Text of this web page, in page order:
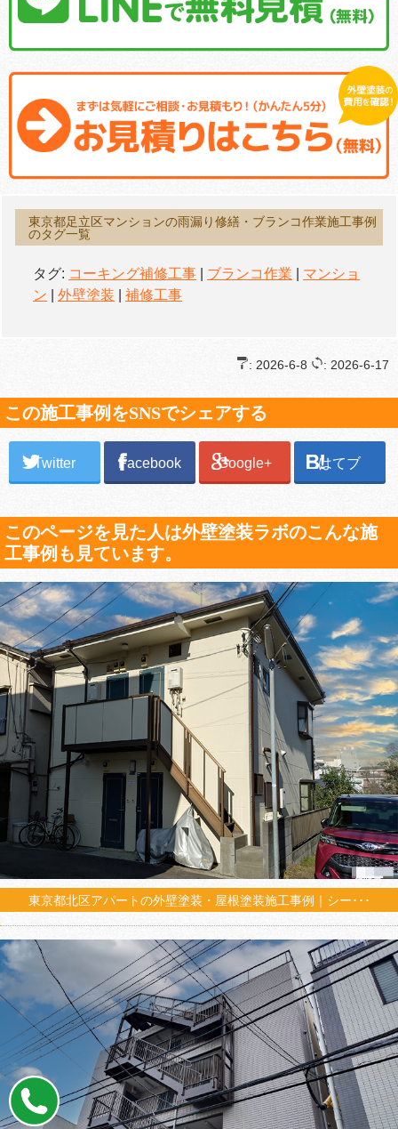
東京都足立区マンションの雨漏り修繕・ブランコ作業施工事例
のタグ一覧
タグ: コーキング補修工事 ブランコ作業
マンショ
ン
外壁塗装 補修工事
: 2026-6-8 : 2026-6-17
この施工事例をSNSでシェアする
Twitter Facebook Google+ はてブ
このページを見た人は外壁塗装ラボのこんな施
工事例も見ています。
東京都北区アパートの外壁塗装・屋根塗装施工事例｜シー･･･